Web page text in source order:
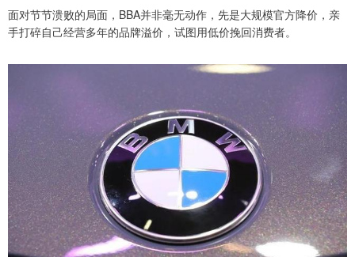
面对节节溃败的局面，BBA并非毫无动作，先是大规模官方降价，亲
手打碎自己经营多年的品牌溢价，试图用低价挽回消费者。